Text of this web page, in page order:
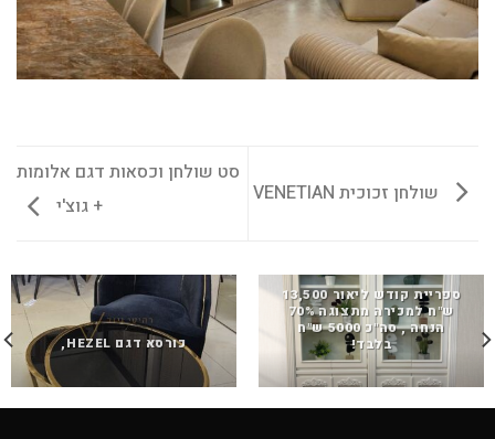
שולחן זכוכית VENETIAN
סט שולחן וכסאות דגם אלומות
+ גוצ'י
ספריית קודש ליאור 13,500
ש"ח למכירה מתצוגה 70%
הנחה , סה"כ 5000 ש"ח
בלבד!
כורסא דגם HEZEL,